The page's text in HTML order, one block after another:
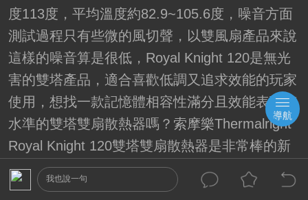
度113度，平均溫度約82.9~105.6度，噪音方面
測試過程只有些微的風切聲，以雙風扇產品來說
這樣的噪音算是很低，Royal Knight 120是無光
害的雙塔產品，適合喜歡低調又追求效能的玩家
使用，想找一款記憶體相容性滿分且效能表現有
水準的雙塔雙扇散熱器嗎？索摩樂Thermalright
Royal Knight 120雙塔雙扇散熱器是非常棒的新
選擇！！
我也說一句
導航